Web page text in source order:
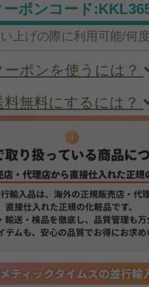
ーポンコード
上げの際に利用可能/何
ーポンを使うには？
料無料にするには？